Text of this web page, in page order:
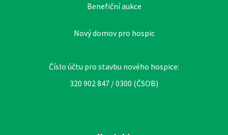
Benefiční aukce
Nový domov pro hospic
Číslo účtu pro stavbu nového hospice:
320 902 847 / 0300 (ČSOB)